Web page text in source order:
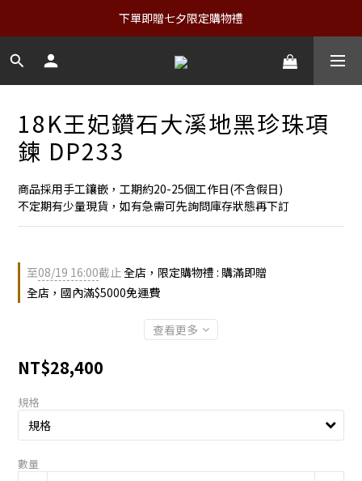
下單即贈七夕限定購物禮
18K王妃鑽石大溪地黑珍珠項
鍊 DP233
商品採用手工鑲嵌，工期約20-25個工作日(不含假日)
不定期有少量現貨，如有急需可先詢問庫存狀態再下訂
至08/19 16:00截止全店，限定購物禮 : 購滿即贈
全店，國內滿$5000免運費
查看更多
NT$28,400
規格
數量